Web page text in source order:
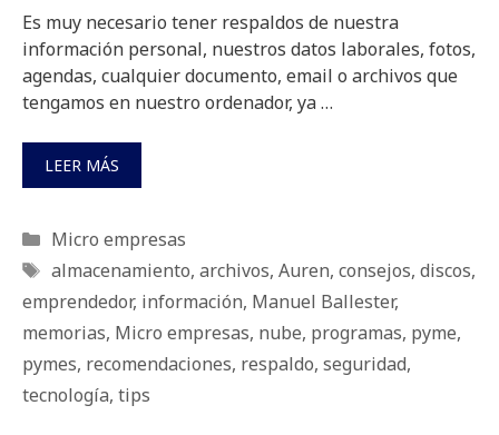
Es muy necesario tener respaldos de nuestra
información personal, nuestros datos laborales, fotos,
agendas, cualquier documento, email o archivos que
tengamos en nuestro ordenador, ya …
LEER MÁS
Categorías
Micro empresas
Etiquetas
almacenamiento, archivos, Auren, consejos, discos,
emprendedor, información, Manuel Ballester,
memorias, Micro empresas, nube, programas, pyme,
pymes, recomendaciones, respaldo, seguridad,
tecnología, tips